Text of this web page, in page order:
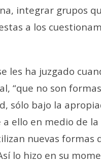
integrar grupos
a los
les ha juzgado
“que no son
sólo bajo la
ello en medio de
nuevas formas
lo hizo en su